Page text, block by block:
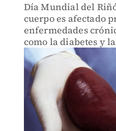
Día Mundial del
cuerpo es afectado
enfermedades
como la diabetes y
provocan un daño
incrementan la